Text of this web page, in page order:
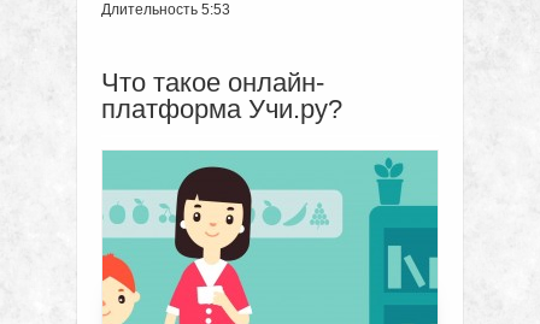
Длительность 5:53
Что такое онлайн-
платформа Учи.ру?